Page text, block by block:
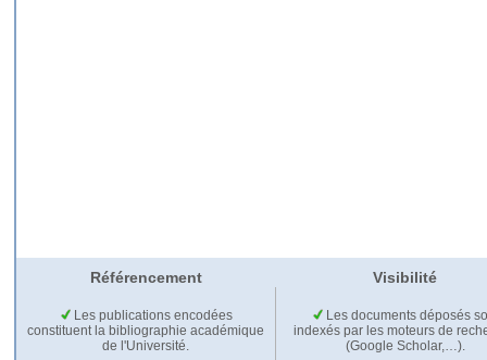
Référencement Visibilité
Les publications encodées
constituent la bibliographie académique
de l'Université.
Les documents déposés
indexés par les moteurs de
(Google Scholar,…).